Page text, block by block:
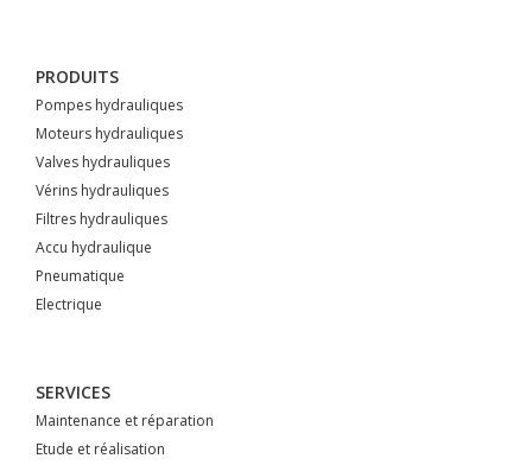
PRODUITS
Pompes hydrauliques
Moteurs hydrauliques
Valves hydrauliques
Vérins hydrauliques
Filtres hydrauliques
Accu hydraulique
Pneumatique
Electrique
SERVICES
Maintenance et réparation
Etude et réalisation